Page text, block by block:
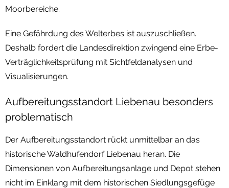
Moorbereiche.
Eine Gefährdung des Welterbes ist auszuschließen.
Deshalb fordert die Landesdirektion zwingend eine Erbe-
Verträglichkeitsprüfung mit Sichtfeldanalysen und
Visualisierungen.
Aufbereitungsstandort Liebenau besonders
problematisch
Der Aufbereitungsstandort rückt unmittelbar an das
historische Waldhufendorf Liebenau heran. Die
Dimensionen von Aufbereitungsanlage und Depot stehen
nicht im Einklang mit dem historischen Siedlungsgefüge